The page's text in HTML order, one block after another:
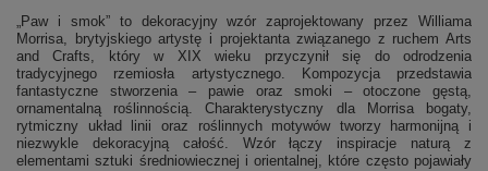
„Paw i smok” to dekoracyjny wzór zaprojektowany przez Williama
Morrisa, brytyjskiego artystę i projektanta związanego z ruchem Arts
and Crafts, który w XIX wieku przyczynił się do odrodzenia
tradycyjnego rzemiosła artystycznego. Kompozycja przedstawia
fantastyczne stworzenia – pawie oraz smoki – otoczone gęstą,
ornamentalną roślinnością. Charakterystyczny dla Morrisa bogaty,
rytmiczny układ linii oraz roślinnych motywów tworzy harmonijną i
niezwykle dekoracyjną całość. Wzór łączy inspiracje naturą z
elementami sztuki średniowiecznej i orientalnej, które często pojawiały